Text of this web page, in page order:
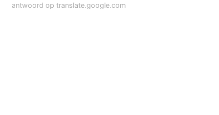
antwoord op translate.google.com